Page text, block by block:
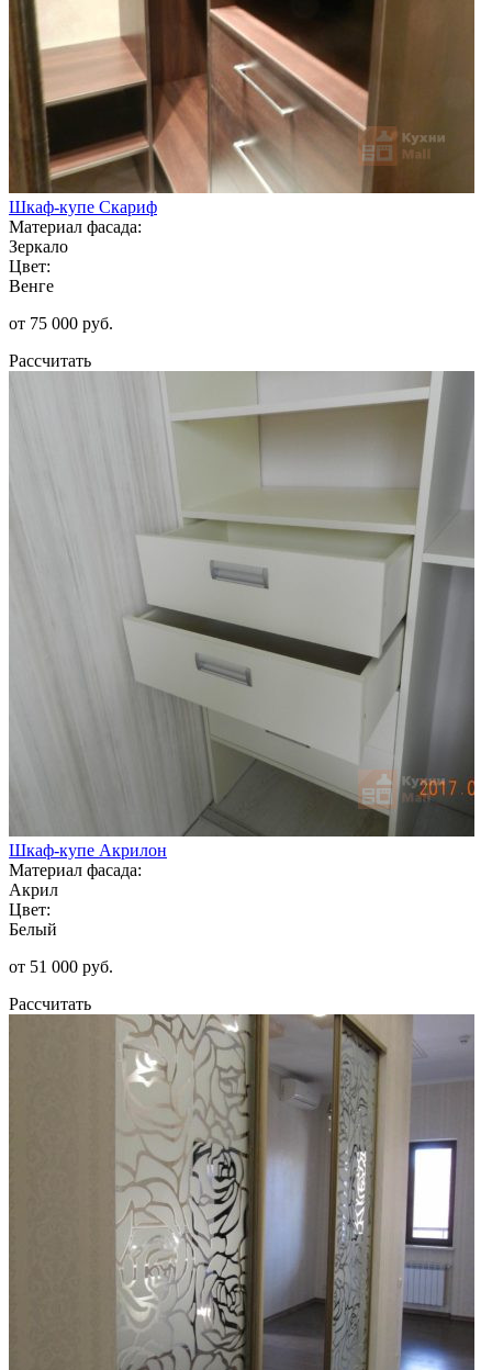
Шкаф-купе Скариф
Материал фасада:
Зеркало
Цвет:
Венге
от 75 000 руб.
Рассчитать
Шкаф-купе Акрилон
Материал фасада:
Акрил
Цвет:
Белый
от 51 000 руб.
Рассчитать